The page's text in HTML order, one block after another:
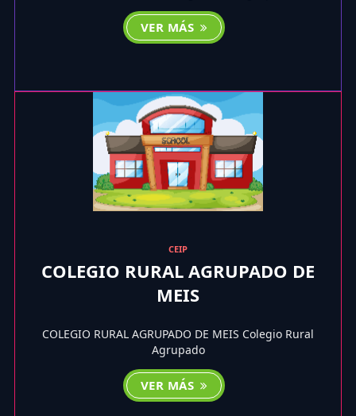
VER MÁS
CEIP
COLEGIO RURAL AGRUPADO DE
MEIS
COLEGIO RURAL AGRUPADO DE MEIS Colegio Rural
Agrupado
VER MÁS